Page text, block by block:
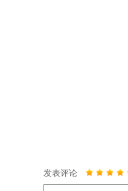
发表评论